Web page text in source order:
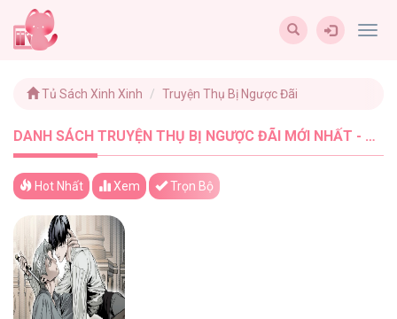
Tủ Sách Xinh Xinh Truyện Thụ Bị Ngược Đãi
DANH SÁCH TRUYỆN THỤ BỊ NGƯỢC ĐÃI MỚI NHẤT - TUSACHXINHXINH (1)
Hot Nhất Xem Trọn Bộ